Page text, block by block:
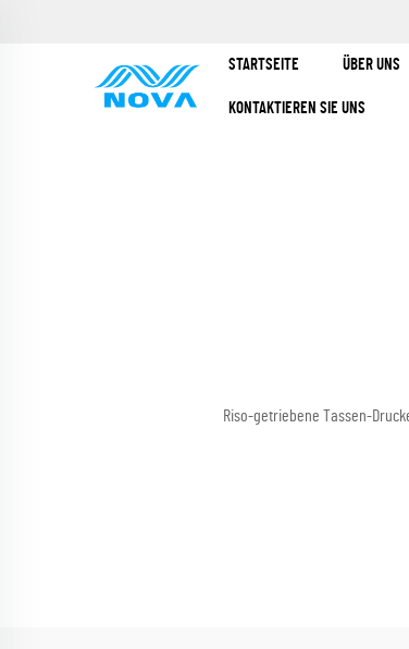
STARTSEITE ÜBER UNS
KONTAKTIEREN SIE UNS
Riso-getriebene Tassen-